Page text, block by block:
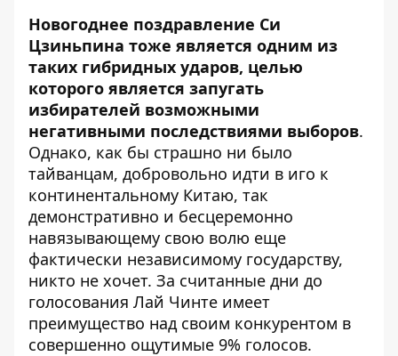
Новогоднее поздравление Си
Цзиньпина тоже является одним из
таких гибридных ударов, целью
которого является запугать
избирателей возможными
негативными последствиями выборов.
Однако, как бы страшно ни было
тайванцам, добровольно идти в иго к
континентальному Китаю, так
демонстративно и бесцеремонно
навязывающему свою волю еще
фактически независимому государству,
никто не хочет. За считанные дни до
голосования Лай Чинте имеет
преимущество над своим конкурентом в
совершенно ощутимые 9% голосов.